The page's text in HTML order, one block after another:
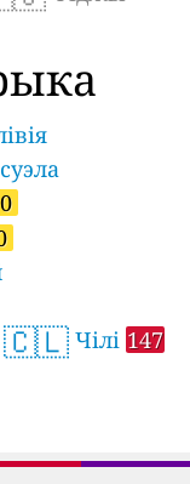
🇨🇱 Чілі 147